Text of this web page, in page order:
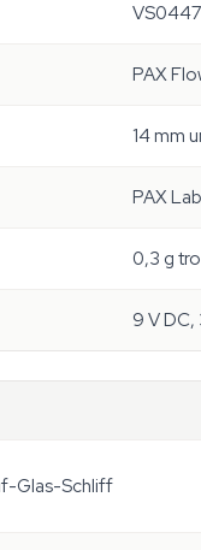
VS0447
PAX
14 mm
PAX
0,3 g
9 V
Glas-Schliff